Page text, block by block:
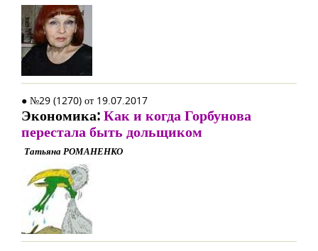
● №29 (1270) от 19.07.2017
Экономика:Как и когда Горбунова
перестала быть дольщиком
Татьяна РОМАНЕНКО